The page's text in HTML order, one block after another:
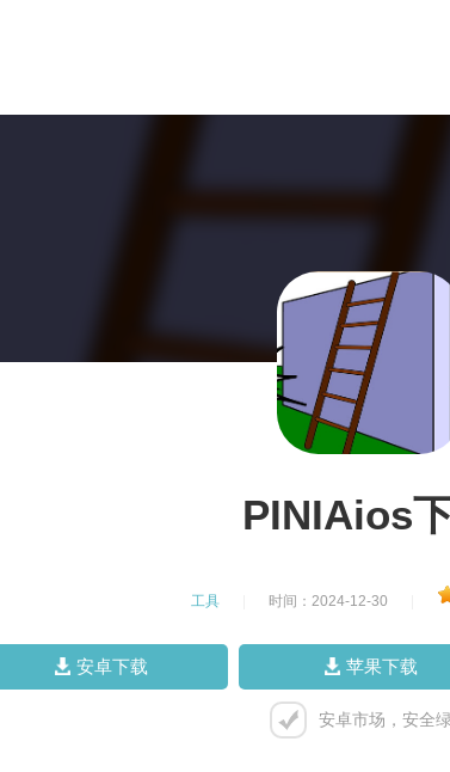
PINIAios
工具 时间：2024-12-30
安卓下载 苹果下载
安卓市场，安全